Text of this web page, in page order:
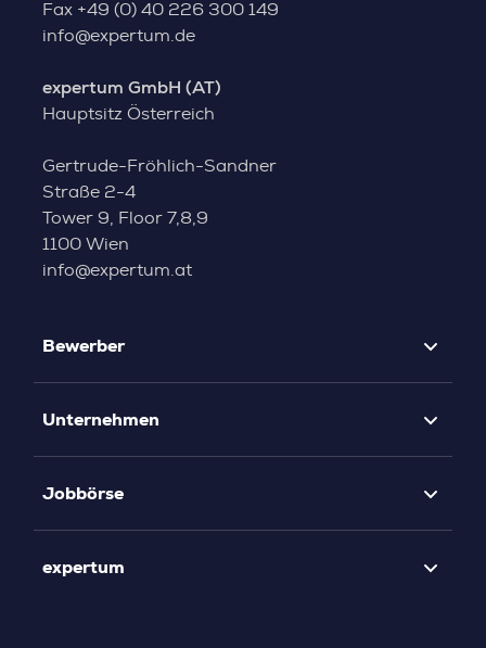
Fax +49 (0) 40 226 300 149
info@expertum.de
expertum GmbH (AT)
Hauptsitz Österreich
Gertrude-Fröhlich-Sandner
Straße 2-4
Tower 9, Floor 7,8,9
1100 Wien
info@expertum.at
Bewerber
Unternehmen
Jobbörse
expertum